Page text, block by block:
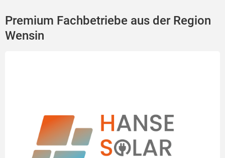
Premium Fachbetriebe aus der Region
Wensin